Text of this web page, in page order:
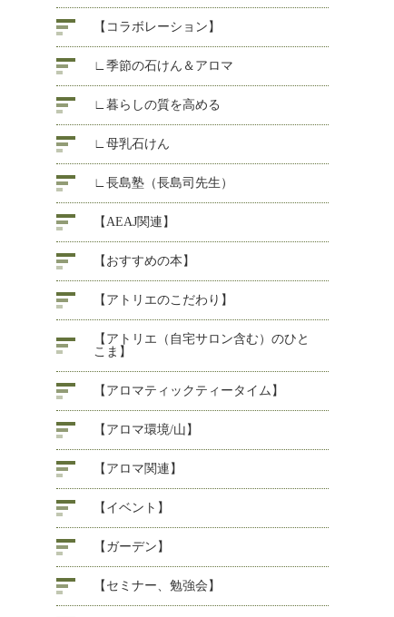
【コラボレーション】
∟季節の石けん＆アロマ
∟暮らしの質を高める
∟母乳石けん
∟長島塾（長島司先生）
【AEAJ関連】
【おすすめの本】
【アトリエのこだわり】
【アトリエ（自宅サロン含む）のひと
こま】
【アロマティックティータイム】
【アロマ環境/山】
【アロマ関連】
【イベント】
【ガーデン】
【セミナー、勉強会】